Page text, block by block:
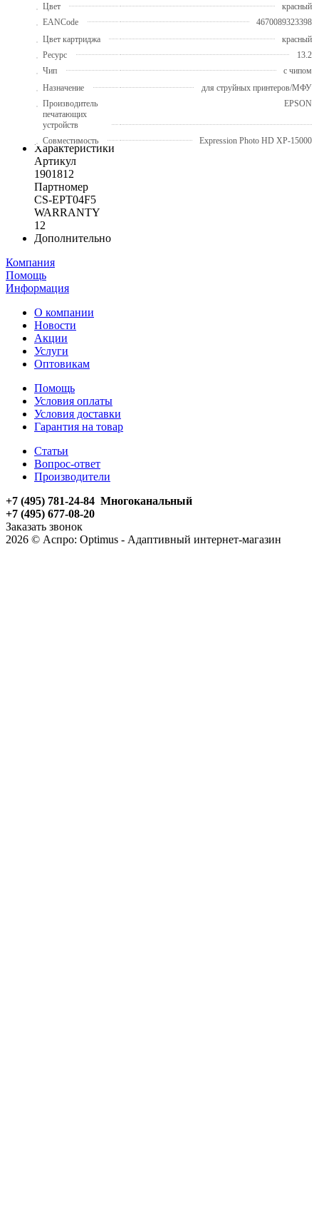
Цвет
красный
EANCode
4670089323398
Цвет картриджа
красный
Ресурс
13.2
Чип
с чипом
Назначение
для струйных принтеров/МФУ
Производитель
печатающих
устройств
EPSON
Совместимость Expression Photo HD XP-15000
Характеристики
Артикул
1901812
Партномер
CS-EPT04F5
WARRANTY
12
Дополнительно
Компания
Помощь
Информация
О компании
Новости
Акции
Услуги
Оптовикам
Помощь
Условия оплаты
Условия доставки
Гарантия на товар
Статьи
Вопрос-ответ
Производители
+7 (495) 781-24-84 Многоканальный
+7 (495) 677-08-20
Заказать звонок
2026 © Аспро: Optimus - Адаптивный интернет-магазин